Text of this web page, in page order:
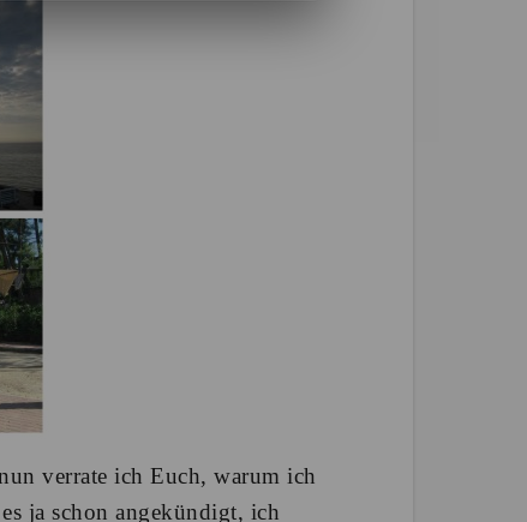
verrate ich Euch, warum ich
ja schon angekündigt, ich